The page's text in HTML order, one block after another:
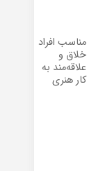
مناسب افراد
خلاق و
علاقه‌مند به
کار هنری